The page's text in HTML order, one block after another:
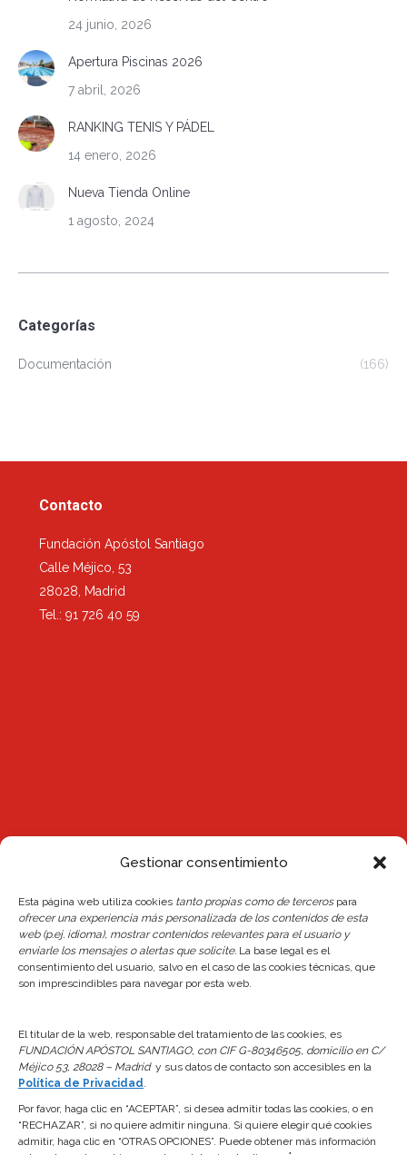
Gestionar consentimiento
Esta página web utiliza cookies tanto propias como de tercerospara
ofrecer una experiencia más personalizada de los contenidos de esta
web (p.ej. idioma), mostrar contenidos relevantes para el usuario y
enviarle los mensajes o alertas que solicite. La base legal es el
consentimiento del usuario, salvo en el caso de las cookies técnicas, que
son imprescindibles para navegar por esta web.
El titular de la web, responsable del tratamiento de las cookies, es
FUNDACIÓN APÓSTOL SANTIAGO, con CIF G-80346505, domicilio en C/
Méjico 53, 28028 – Madridy sus datos de contacto son accesibles en la
Política de Privacidad.
Por favor, haga clic en “ACEPTAR”, si desea admitir todas las cookies, o en
“RECHAZAR”, si no quiere admitir ninguna. Si quiere elegir qué cookies
admitir, haga clic en “OTRAS OPCIONES”. Puede obtener más información
24 junio, 2026
Apertura Piscinas 2026
7 abril, 2026
RANKING TENIS Y PÁDEL
14 enero, 2026
Nueva Tienda Online
1 agosto, 2024
Categorías
Documentación (166)
Contacto
Fundación Apóstol Santiago
Calle Méjico, 53
28028, Madrid
Tel.: 91 726 40 59
Noticias
Reserva de plaza Escuelas 26/27
24 junio, 2026
Normativa de Reservas del Centro
24 junio, 2026
Apertura Piscinas 2026
7 abril, 2026